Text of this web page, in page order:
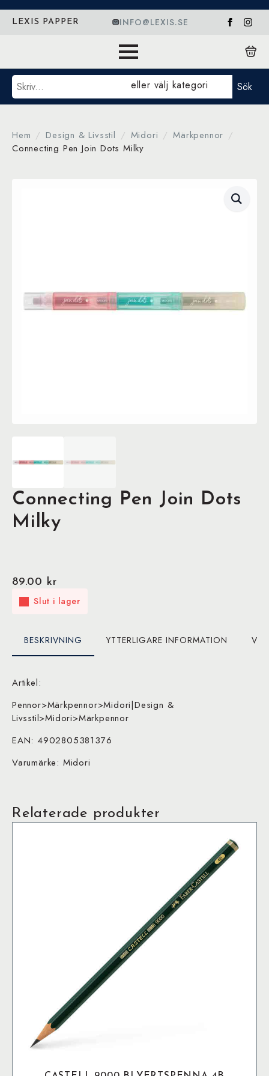
LEXIS PAPPER INFO@LEXIS.SE
Sök eller välj kategori Sök
Hem Design & Livsstil Midori
Märkpennor
Connecting Pen Join Dots Milky
Connecting Pen Join Dots
Milky
89.00 kr
Slut i lager
BESKRIVNING YTTERLIGARE INFORMATION
Artikel:
Pennor>Märkpennor>Midori|Design &
Livsstil>Midori>Märkpennor
EAN: 4902805381376
Varumärke: Midori
Relaterade produkter